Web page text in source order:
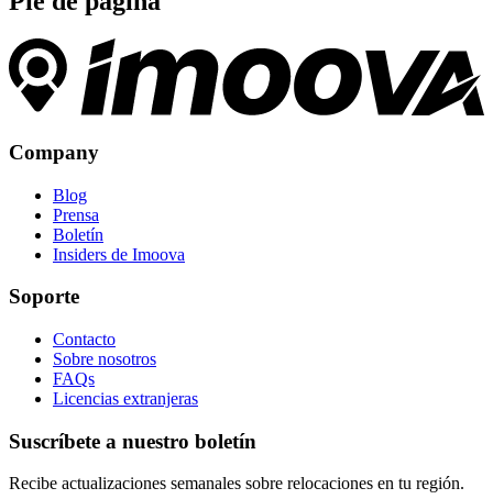
Company
Blog
Prensa
Boletín
Insiders de Imoova
Soporte
Contacto
Sobre nosotros
FAQs
Licencias extranjeras
Suscríbete a nuestro boletín
Recibe actualizaciones semanales sobre relocaciones en tu región.